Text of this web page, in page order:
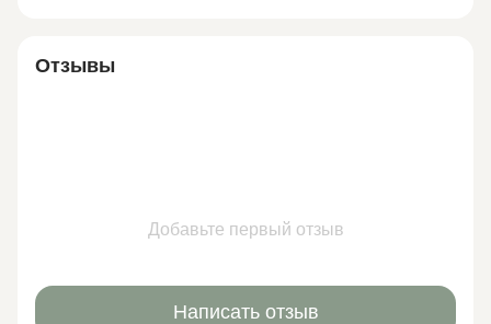
Отзывы
Добавьте первый отзыв
Написать отзыв